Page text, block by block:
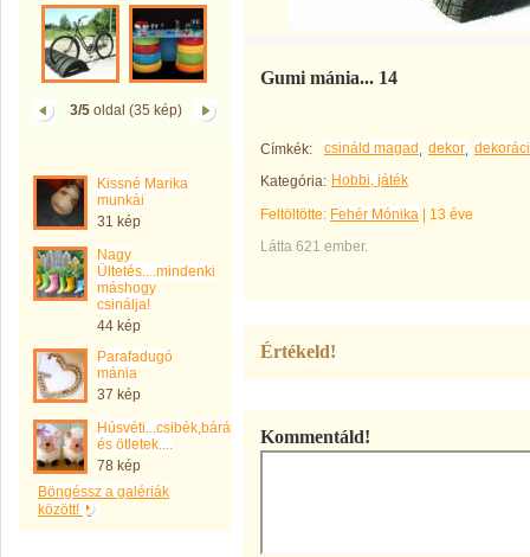
3/5oldal (35 kép)
Kissné Marika
munkái
31 kép
Nagy
Ültetés....mindenki
máshogy
csinálja!
44 kép
Parafadugó
mánia
37 kép
Húsvéti...csibék,bárányok,kacsák
és ötletek....
78 kép
Böngéssz a galériák
között!
Gumi mánia... 14
Címkék: csináld magad dekor
Kategória: Hobbi, játék
Feltöltötte: Fehér Mónika
13 éve
Látta 621 ember.
Értékeld!
Kommentáld!